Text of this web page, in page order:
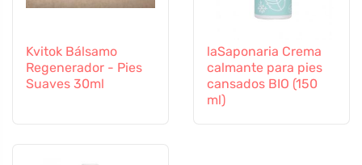
Kvitok Bálsamo
Regenerador - Pies
Suaves 30ml
laSaponaria Crema
calmante para pies
cansados BIO (150
ml)